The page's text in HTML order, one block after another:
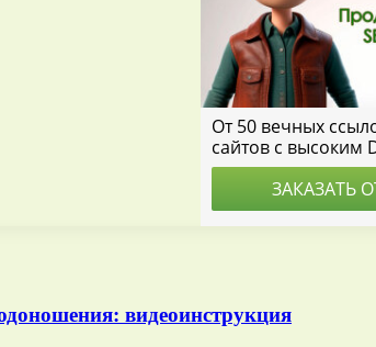
видеоинструкция